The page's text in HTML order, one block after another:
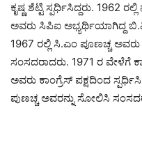
ಕೃಷ್ಣ ಶೆಟ್ಟಿ ಸ್ಪರ್ಧಿಸಿದ್ದರು. 1962
ಅವರು ಸಿಪಿಐ ಅಭ್ಯರ್ಥಿಯಾಗಿದ್ದ ಬಿ.ವಿ
1967 ರಲ್ಲಿ ಸಿ.ಎಂ ಪೂಣಚ್ಚ ಅವರು
ಸಂಸದರಾದರು. 1971 ರ ವೇಳೆಗೆ
ಅವರು ಕಾಂಗ್ರೆಸ್ ಪಕ್ಷದಿಂದ
ಪುಣಚ್ಚ ಅವರನ್ನು ಸೋಲಿಸಿ